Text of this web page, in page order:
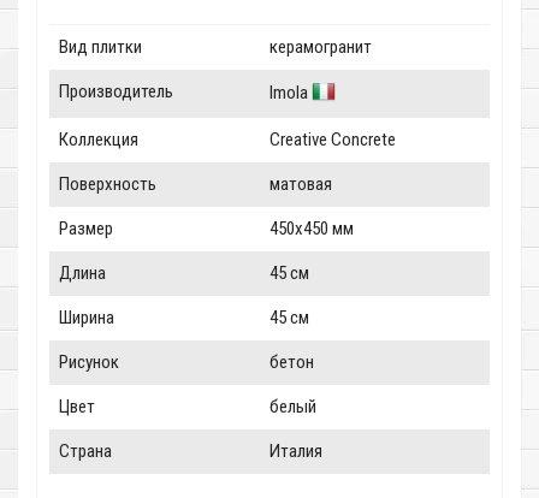
Вид плитки керамогранит
Производитель Imola
Коллекция Creative Concrete
Поверхность матовая
Размер 450x450 мм
Длина 45 см
Ширина 45 см
Рисунок бетон
Цвет белый
Страна Италия